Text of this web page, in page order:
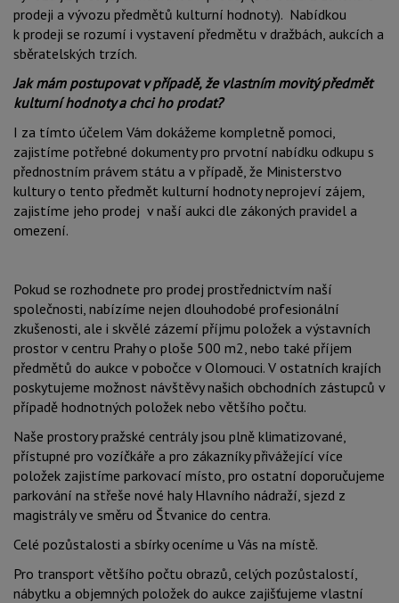
prodeji a vývozu předmětů kulturní hodnoty). Nabídkou
k prodeji se rozumí i vystavení předmětu v dražbách, aukcích a
sběratelských trzích.
Jak mám postupovat v případě, že vlastním movitý předmět
kulturní hodnoty a chci ho prodat?
I za tímto účelem Vám dokážeme kompletně pomoci,
zajistíme potřebné dokumenty pro prvotní nabídku odkupu s
přednostním právem státu a v případě, že Ministerstvo
kultury o tento předmět kulturní hodnoty neprojeví zájem,
zajistíme jeho prodej v naší aukci dle zákoných pravidel a
omezení.
Pokud se rozhodnete pro prodej prostřednictvím naší
společnosti, nabízíme nejen dlouhodobé profesionální
zkušenosti, ale i skvělé zázemí příjmu položek a výstavních
prostor v centru Prahy o ploše 500 m2, nebo také příjem
předmětů do aukce v pobočce v Olomouci. V ostatních krajích
poskytujeme možnost návštěvy našich obchodních zástupců v
případě hodnotných položek nebo většího počtu.
Naše prostory pražské centrály jsou plně klimatizované,
přístupné pro vozíčkáře a pro zákazníky přivážející více
položek zajistíme parkovací místo, pro ostatní doporučujeme
parkování na střeše nové haly Hlavního nádraží, sjezd z
magistrály ve směru od Štvanice do centra.
Celé pozůstalosti a sbírky oceníme u Vás na místě.
Pro transport většího počtu obrazů, celých pozůstalostí,
nábytku a objemných položek do aukce zajišťujeme vlastní